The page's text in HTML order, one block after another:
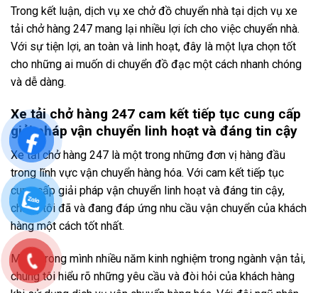
Trong kết luận, dịch vụ xe chở đồ chuyển nhà tại dịch vụ xe
tải chở hàng 247 mang lại nhiều lợi ích cho việc chuyển nhà.
Với sự tiện lợi, an toàn và linh hoạt, đây là một lựa chọn tốt
cho những ai muốn di chuyển đồ đạc một cách nhanh chóng
và dễ dàng.
Xe tải chở hàng 247 cam kết tiếp tục cung cấp
giải pháp vận chuyển linh hoạt và đáng tin cậy
Xe tải chở hàng 247 là một trong những đơn vị hàng đầu
trong lĩnh vực vận chuyển hàng hóa. Với cam kết tiếp tục
cung cấp giải pháp vận chuyển linh hoạt và đáng tin cậy,
chúng tôi đã và đang đáp ứng nhu cầu vận chuyển của khách
hàng một cách tốt nhất.
Mang trong mình nhiều năm kinh nghiệm trong ngành vận tải,
chúng tôi hiểu rõ những yêu cầu và đòi hỏi của khách hàng